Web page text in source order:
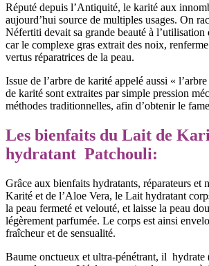
Réputé depuis l’Antiquité, le karité aux
aujourd’hui source de multiples usages. On
Néfertiti devait sa grande beauté à l’utilisation
car le complexe gras extrait des noix,
vertus réparatrices de la peau.
Issue de l’arbre de karité appelé aussi «
de karité sont extraites par simple pression
méthodes traditionnelles, afin d’obtenir le
Les bienfaits du Lait de
hydratant Patchouli:
Grâce aux bienfaits hydratants, réparateurs et
Karité et de l’Aloe Vera, le Lait hydratant
la peau fermeté et velouté, et laisse la peau
légèrement parfumée. Le corps est ainsi
fraîcheur et de sensualité.
Baume onctueux et ultra-pénétrant, il hydrate